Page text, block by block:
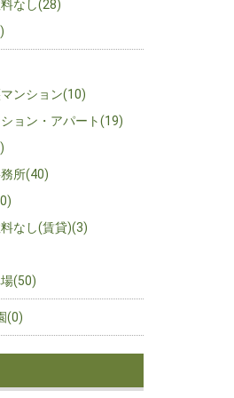
なし(28)
ンション(10)
ョン・アパート(19)
所(40)
なし(賃貸)(3)
(50)
(0)